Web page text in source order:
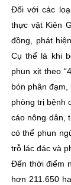
Đối với các
thực vật Kiên
đồng, phát
Cụ thể là khi
phun xịt theo
bón phân
phòng trị bệnh
cáo nông dân,
có thể phun
trỗ lác đác và
Đến thời điểm
hơn 211.650